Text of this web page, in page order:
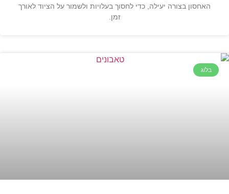
האחסון בצורה יעילה, כדי לחסוך בעלויות ולשמור על הציוד לאורך
זמן.
בלוג